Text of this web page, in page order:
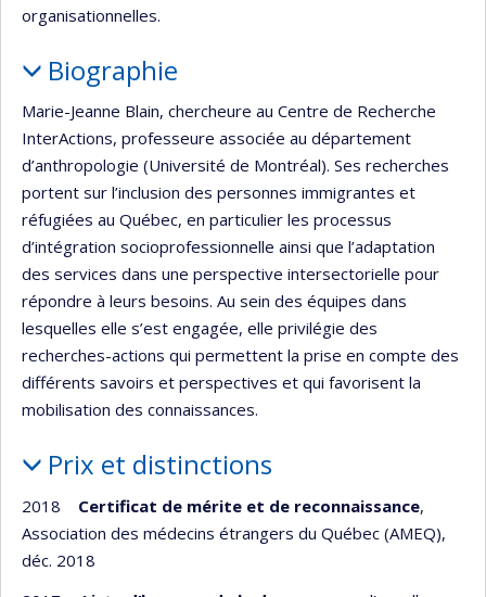
organisationnelles.
Biographie
Marie-Jeanne Blain, chercheure au Centre de Recherche
InterActions, professeure associée au département
d’anthropologie (Université de Montréal). Ses recherches
portent sur l’inclusion des personnes immigrantes et
réfugiées au Québec, en particulier les processus
d’intégration socioprofessionnelle ainsi que l’adaptation
des services dans une perspective intersectorielle pour
répondre à leurs besoins. Au sein des équipes dans
lesquelles elle s’est engagée, elle privilégie des
recherches-actions qui permettent la prise en compte des
différents savoirs et perspectives et qui favorisent la
mobilisation des connaissances.
Prix et distinctions
2018 Certificat de mérite et de reconnaissance,
Association des médecins étrangers du Québec (AMEQ),
déc. 2018